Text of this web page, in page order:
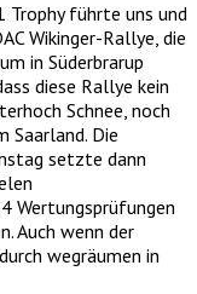
Trophy führte uns und
Wikinger-Rallye, die
in Süderbrarup
diese Rallye kein
Schnee, noch
Saarland. Die
setzte dann
Wertungsprüfungen
Auch wenn der
wegräumen in